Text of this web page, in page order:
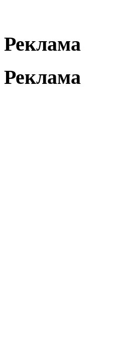
Реклама
Реклама